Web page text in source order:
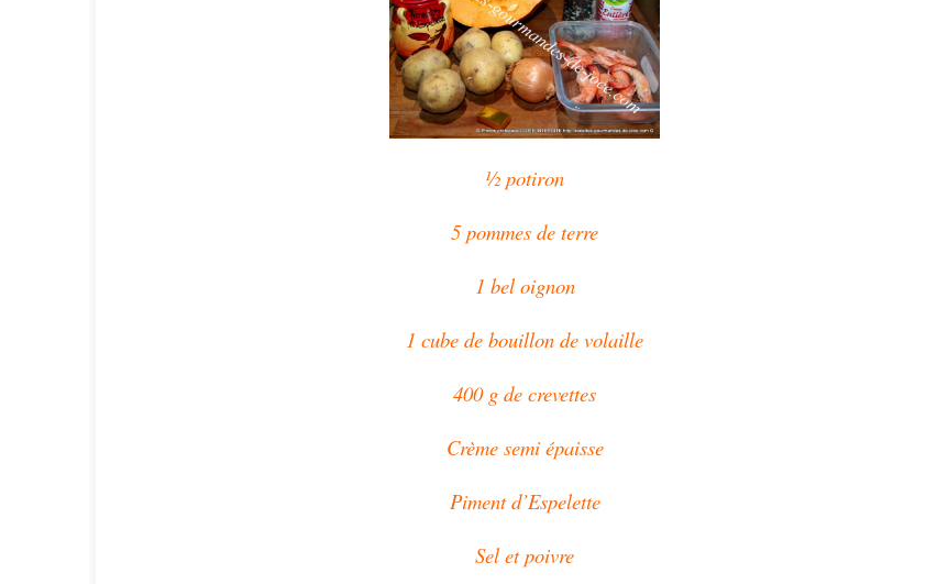
½ potiron
5 pommes de terre
1 bel oignon
1 cube de bouillon de volaille
400 g de crevettes
Crème semi épaisse
Piment d’Espelette
Sel et poivre